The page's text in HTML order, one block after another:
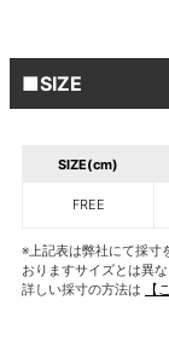
■SIZE
SIZE(cm)
FREE
※上記表は弊社にて採寸
おりますサイズとは異
詳しい採寸の方法は
【